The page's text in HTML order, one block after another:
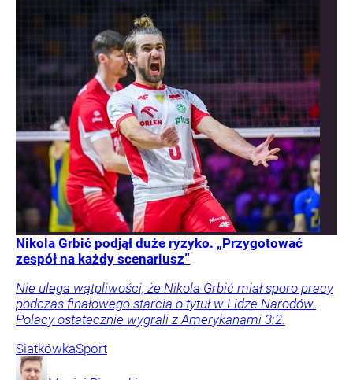
Nikola Grbić podjął duże ryzyko. „Przygotować
zespół na każdy scenariusz”
Nie ulega wątpliwości, że Nikola Grbić miał sporo pracy
podczas finałowego starcia o tytuł w Lidze Narodów.
Polacy ostatecznie wygrali z Amerykanami 3:2.
SiatkówkaSport